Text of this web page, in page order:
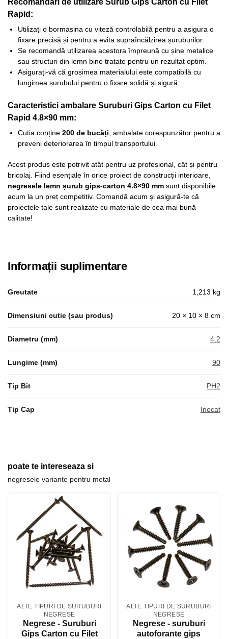
Rapid:
Utilizați o bormasina cu viteză controlabilă pentru a asigura o
fixare precisă și pentru a evita supraîncălzirea șuruburilor.
Se recomandă utilizarea acestora împreună cu șine metalice
sau structuri din lemn bine tratate pentru un rezultat optim.
Asigurați-vă că grosimea materialului este compatibilă cu
lungimea șurubului pentru o fixare solidă și sigură.
Caracteristici ambalare Suruburi Gips Carton cu Filet
Rapid 4.8×90 mm:
Cutia conține 200 de bucăți , ambalate corespunzător pentru a
preveni deteriorarea în timpul transportului.
Acest produs este potrivit atât pentru uz profesional, cât și pentru
bricolaj. Fiind esențiale în orice proiect de construcții interioare,
negresele lemn șurub gips-carton 4.8×90 mm sunt disponibile
acum la un preț competitiv. Comandă acum și asigură-te că
proiectele tale sunt realizate cu materiale de cea mai bună
calitate!
Informații suplimentare
Greutate 1,213 kg
Dimensiuni cutie (sau produs) 20 × 10 × 8 cm
Diametru (mm) 4.2
Lungime (mm) 90
Tip Bit PH2
Tip Cap Inecat
poate te intereseaza si
negresele variante pentru metal
ALTE TIPURI DE SURUBURI
NEGRESE
Negrese - Suruburi
Gips Carton cu Filet
ALTE TIPURI DE SURUBURI
NEGRESE
Negrese - suruburi
autoforante gips